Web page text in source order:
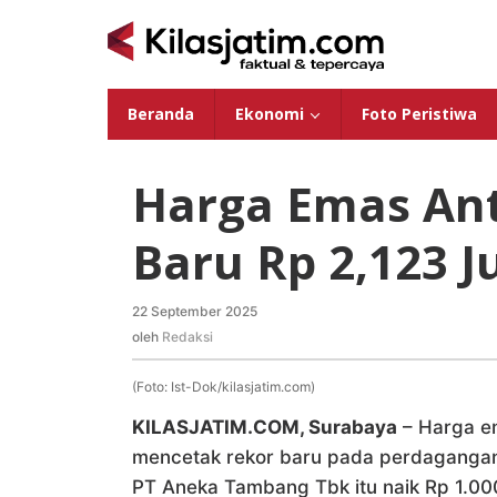
Beranda Ekonomi Foto Peristiwa
Harga Emas
Baru Rp 2,123
22 September 2025
oleh Redaksi
(Foto: Ist-Dok/kilasjatim.com)
KILASJATIM.COM, Surabaya – Harga
mencetak rekor baru pada
PT Aneka Tambang Tbk itu naik Rp